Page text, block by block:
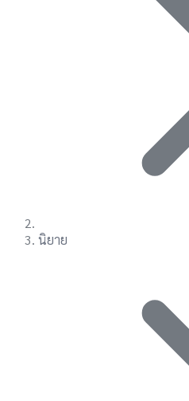
นิยาย